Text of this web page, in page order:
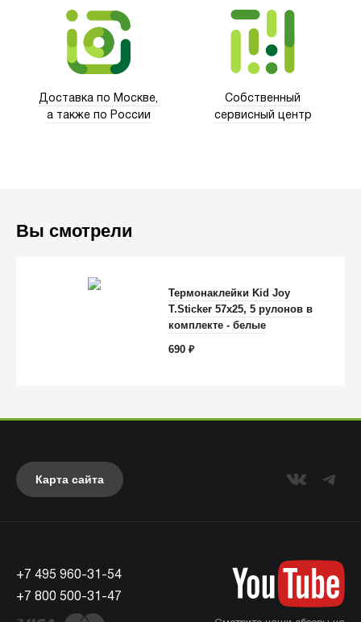
Anker
Доставка по Москве,
а также по России
Собственный
сервисный центр
Вы смотрели
Термонаклейки Kid Joy
T.Sticker 57x25, 5 рулонов в
комплекте - белые
690₽
Карта сайта
+7 495 960-31-54
+7 800 500-31-47